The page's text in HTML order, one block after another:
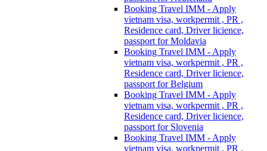
Booking Travel IMM - Apply
vietnam visa, workpermit , PR ,
Residence card, Driver licience,
passport for Moldavia
Booking Travel IMM - Apply
vietnam visa, workpermit , PR ,
Residence card, Driver licience,
passport for Belgium
Booking Travel IMM - Apply
vietnam visa, workpermit , PR ,
Residence card, Driver licience,
passport for Slovenia
Booking Travel IMM - Apply
vietnam visa, workpermit , PR ,